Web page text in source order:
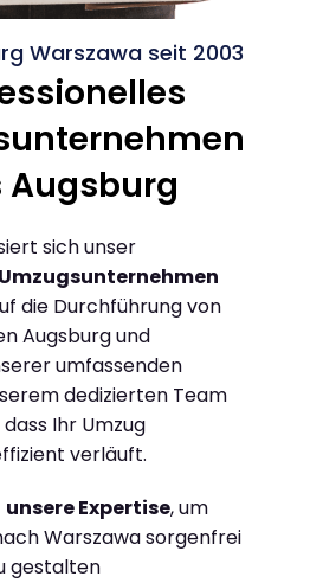
Warszawa seit 2003
Augsburg
sich unser
die Durchführung von
Augsburg und
umfassenden
dedizierten Team
Ihr Umzug
verläuft.
unsere Expertise, um
Warszawa sorgenfrei
gestalten